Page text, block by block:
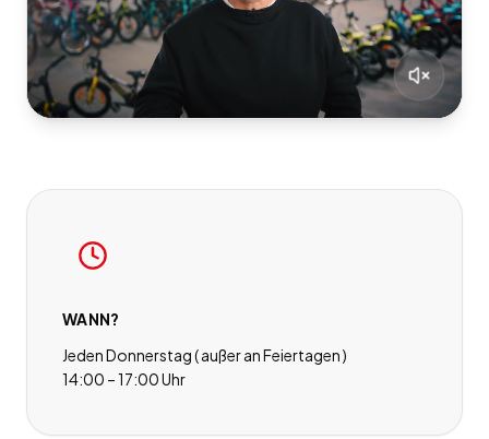
WANN?
Jeden Donnerstag ( außer an Feiertagen )
14:00 – 17:00 Uhr